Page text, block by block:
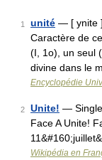
1 unité — [ ynite
Caractère de
(I, 1o), un seul
divine dans le
Encyclopédie
2 Unite! — Single
Face A Unite!
Wikipédia en